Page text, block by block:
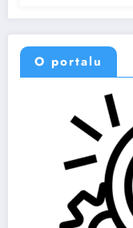
O portalu